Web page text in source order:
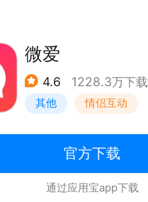
的时长
微爱
4.6 1228.3万下载
其他 情侣互动
官方下载
通过应用宝app下载